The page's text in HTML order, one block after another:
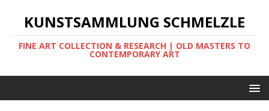
KUNSTSAMMLUNG SCHMELZLE
FINE ART COLLECTION & RESEARCH | OLD MASTERS TO
CONTEMPORARY ART